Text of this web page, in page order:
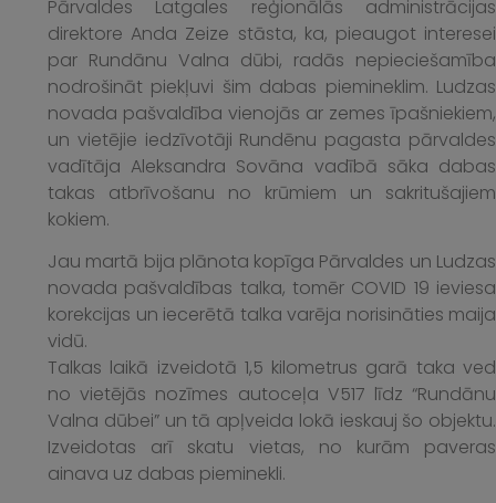
Pārvaldes Latgales reģionālās administrācijas
direktore Anda Zeize stāsta, ka, pieaugot interesei
par Rundānu Valna dūbi, radās nepieciešamība
nodrošināt piekļuvi šim dabas piemineklim. Ludzas
novada pašvaldība vienojās ar zemes īpašniekiem,
un vietējie iedzīvotāji Rundēnu pagasta pārvaldes
vadītāja Aleksandra Sovāna vadībā sāka dabas
takas atbrīvošanu no krūmiem un sakritušajiem
kokiem.
Jau martā bija plānota kopīga Pārvaldes un Ludzas
novada pašvaldības talka, tomēr COVID 19 ieviesa
korekcijas un iecerētā talka varēja norisināties maija
vidū.
Talkas laikā izveidotā 1,5 kilometrus garā taka ved
no vietējās nozīmes autoceļa V517 līdz “Rundānu
Valna dūbei” un tā apļveida lokā ieskauj šo objektu.
Izveidotas arī skatu vietas, no kurām paveras
ainava uz dabas pieminekli.